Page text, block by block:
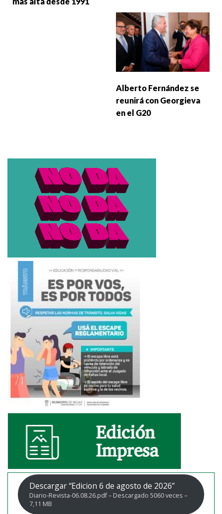
Alberto Fernández se
reunirá con Georgieva
en el G20
Descargar “Edicion 6 de agosto de 2026”
Diario-Revista-06.08.26.pdf – Descargado 5060 veces –
7,11 MB